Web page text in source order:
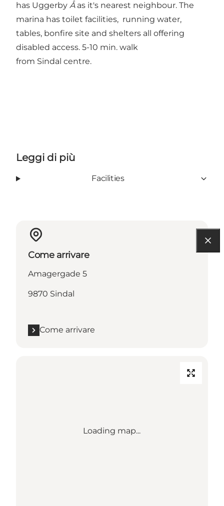
has Uggerby Åas it's nearest neighbour. The
marina has toilet facilities, running water,
tables, bonfire site and shelters all offering
disabled access. 5-10 min. walk
from Sindal centre.
Leggi di più
Facilities
Come arrivare
Amagergade 5
9870 Sindal
Come arrivare
Loading map...